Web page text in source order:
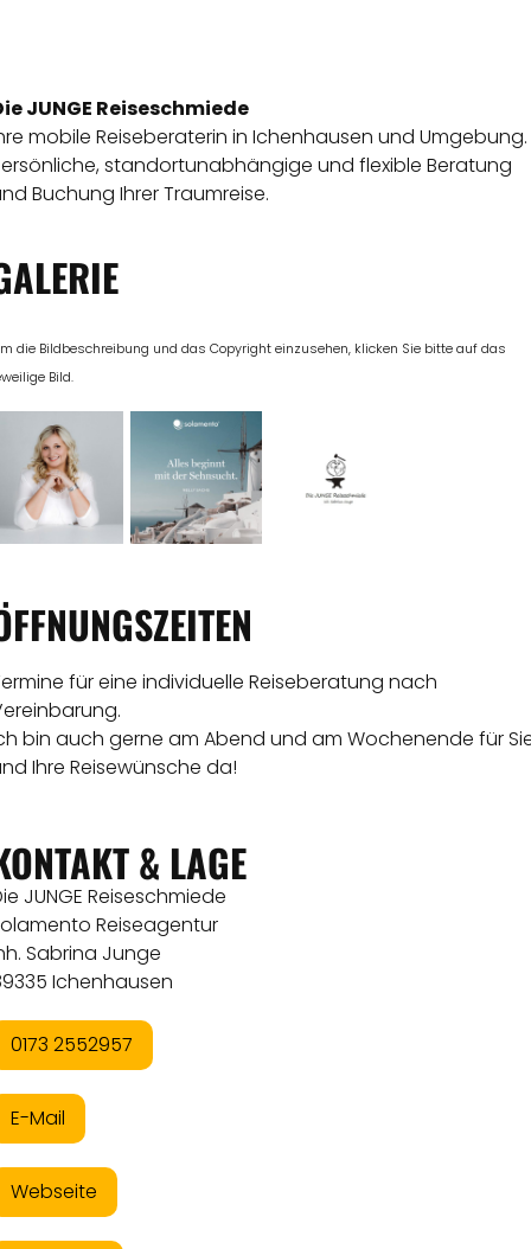
JUNGE Reiseschmiede
mobile Reiseberaterin in Ichenhausen und Umgebung.
standortunabhängige und flexible Beratung
Buchung Ihrer Traumreise.
die Bildbeschreibung und das Copyright einzusehen, klicken Sie bitte auf das
Bild.
für eine individuelle Reiseberatung nach
bin auch gerne am Abend und am Wochenende für
Ihre Reisewünsche da!
& LAGE
JUNGE Reiseschmiede
Reiseagentur
Sabrina Junge
Ichenhausen
0173 2552957
E-Mail
Webseite